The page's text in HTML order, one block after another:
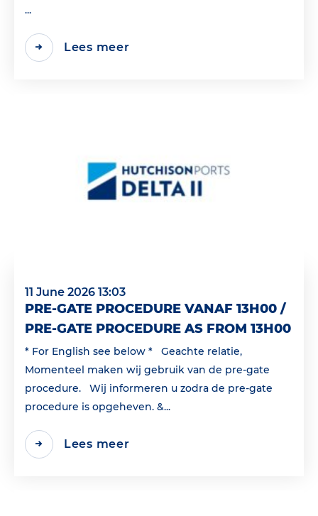
...
Lees meer
11 June 2026 13:03
PRE-GATE PROCEDURE VANAF 13H00 /
PRE-GATE PROCEDURE AS FROM 13H00
* For English see below * Geachte relatie,
Momenteel maken wij gebruik van de pre-gate
procedure. Wij informeren u zodra de pre-gate
procedure is opgeheven. &...
Lees meer